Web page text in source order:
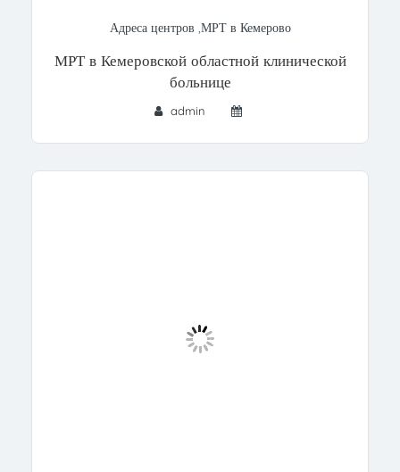
Адреса центров ,МРТ в Кемерово
МРТ в Кемеровской областной клинической
больнице
admin